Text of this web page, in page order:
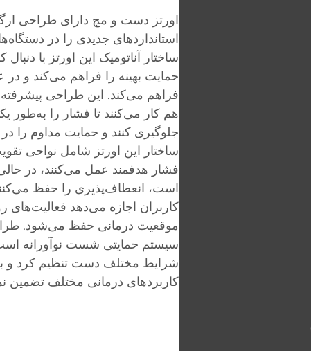
اورتز دست و مچ دارای طراحی
استانداردهای جدیدی را در
ساختار آناتومیک این اورتز با
حمایت بهینه را فراهم می‌کند و در
فراهم می‌کند. این طراحی
هم کار می‌کنند تا فشار را به‌طور
جلوگیری کنند و حمایت مداوم را
ساختار این اورتز شامل نواحی
فشار هدفمند عمل می‌کنند، در
است، انعطاف‌پذیری را حفظ
کاربران اجازه می‌دهد فعالیت‌های
موقعیت درمانی حفظ می‌شود.
سیستم حمایتی شست نوآورانه
شرایط مختلف دست تنظیم کرد و به
کاربردهای درمانی مختلف تضمین